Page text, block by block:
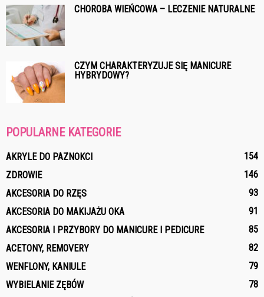
CHOROBA WIEŃCOWA – LECZENIE NATURALNE
CZYM CHARAKTERYZUJE SIĘ MANICURE
HYBRYDOWY?
POPULARNE KATEGORIE
AKRYLE DO PAZNOKCI
154
ZDROWIE
146
AKCESORIA DO RZĘS
93
AKCESORIA DO MAKIJAŻU OKA
91
AKCESORIA I PRZYBORY DO MANICURE I PEDICURE
85
ACETONY, REMOVERY
82
WENFLONY, KANIULE
79
WYBIELANIE ZĘBÓW
78